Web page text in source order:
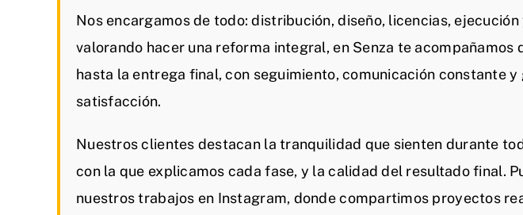
Nos encargamos de todo: distribución, diseño, licencias,
valorando hacer una reforma integral, en Senza te acompañamos
hasta la entrega final, con seguimiento, comunicación constante y
satisfacción.
Nuestros clientes destacan la tranquilidad que sienten durante
con la que explicamos cada fase, y la calidad del resultado final.
nuestros trabajos en Instagram, donde compartimos proyectos